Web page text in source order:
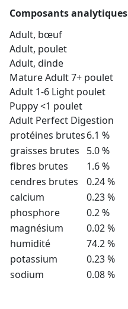
Composants analytiques
Adult, bœuf
Adult, poulet
Adult, dinde
Mature Adult 7+ poulet
Adult 1-6 Light poulet
Puppy <1 poulet
Adult Perfect Digestion
protéines brutes6.1 %
graisses brutes
5.0 %
fibres brutes
1.6 %
cendres brutes
0.24 %
calcium
0.23 %
phosphore
0.2 %
magnésium
0.02 %
humidité
74.2 %
potassium
0.23 %
sodium
0.08 %